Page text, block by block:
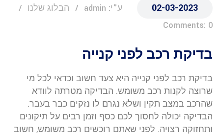
02-03-2023 ע"י: admin
הבלוג שלנו
Comments: 0
בדיקת רכב לפני קנייה
בדיקת רכב לפני קנייה היא צעד חשוב וכדאי לכל מי
שרוצה לקנות רכב משומש. הבדיקה מטרתה לוודא
שהרכב במצב תקין ושלא נגרם לו נזקים כבר בעבר.
הבדיקה יכולה לחסוך לכם כסף וזמן רבים על תיקונים
ותחזוקה רצויה. לפני שאתם רוכשים רכב משומש, חשוב